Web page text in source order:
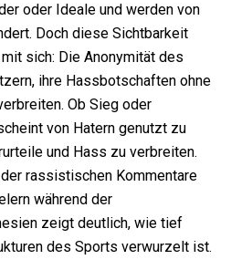
oder Ideale und werden von
Doch diese Sichtbarkeit
sich: Die Anonymität des
ihre Hassbotschaften ohne
Ob Sieg oder
von Hatern genutzt zu
und Hass zu verbreiten.
rassistischen Kommentare
während der
zeigt deutlich, wie tief
des Sports verwurzelt ist.